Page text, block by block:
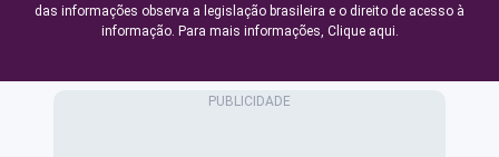
das informações observa a legislação brasileira e o direito de acesso à
informação. Para mais informações, Clique aqui.